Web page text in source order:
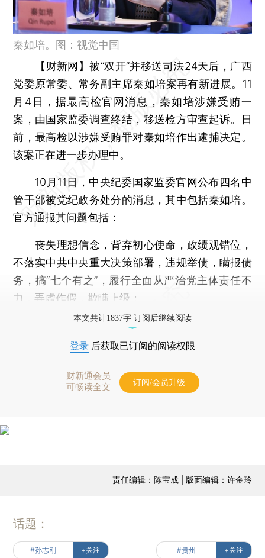
秦如培。图：视觉中国
【财新网】被“双开”并移送司法24天后，广西
党委原常委、常务副主席秦如培案再有新进展。11
月4日，据最高检官网消息，秦如培涉嫌受贿一
案，由国家监委调查终结，移送检方审查起诉。日
前，最高检以涉嫌受贿罪对秦如培作出逮捕决定。
该案正在进一步办理中。
10月11日，中央纪委国家监委官网公布四名中
管干部被党纪政务处分的消息，其中包括秦如培。
官方通报其问题包括：
丧失理想信念，背弃初心使命，政绩观错位，
不落实中共中央重大决策部署，违规举债，瞒报债
务，搞“七个有之”，履行全面从严治党主体责任不
力，弄虚作假，欺瞒上级；
本文共计1837字 订阅后继续阅读
登录 后获取已订阅的阅读权限
财新通会员
可畅读全文
订阅/会员升级
责任编辑：陈宝成 | 版面编辑：许金玲
话题：
#孙志刚 +关注 #贵州 +关注